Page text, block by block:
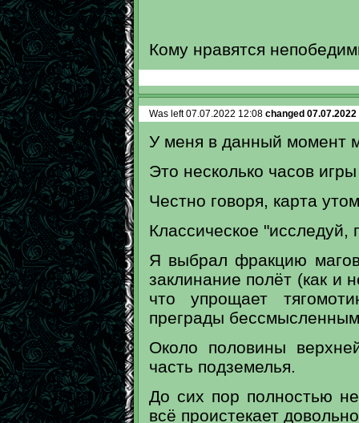
Кому нравятся
Was left 07.07.2022 12:08 changed 07.07.2022
У меня в данный момент
Это несколько часов
Честно говоря, карта
Классическое "исследуй,
Я выбрал фракцию
заклинание полёт (как и
что упрощает
преграды
Около половины
часть подземелья.
До сих пор полностью
всё проистекает